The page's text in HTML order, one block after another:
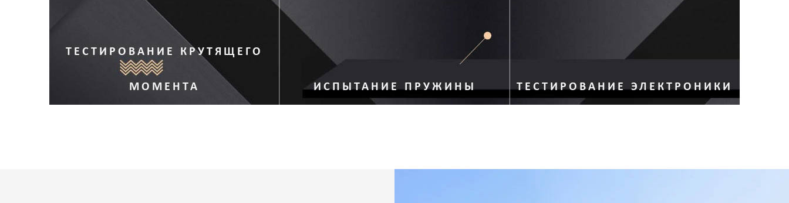
ТЕСТИРОВАНИЕ КРУТЯЩЕГО
МОМЕНТА ИСПЫТАНИЕ ПРУЖИНЫ ТЕСТИРОВАНИЕ ЭЛЕКТРОНИКИ